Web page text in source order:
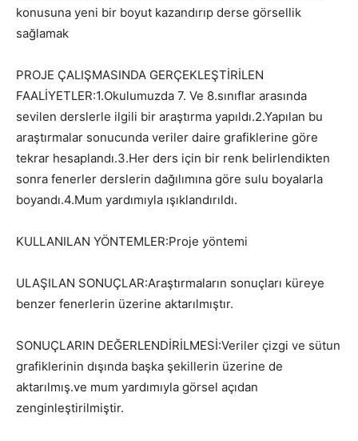
konusuna yeni bir boyut kazandırıp derse görsellik
sağlamak
PROJE ÇALIŞMASINDA GERÇEKLEŞTİRİLEN
FAALİYETLER:1.Okulumuzda 7. Ve 8.sınıflar arasında
sevilen derslerle ilgili bir araştırma yapıldı.2.Yapılan bu
araştırmalar sonucunda veriler daire grafiklerine göre
tekrar hesaplandı.3.Her ders için bir renk belirlendikten
sonra fenerler derslerin dağılımına göre sulu boyalarla
boyandı.4.Mum yardımıyla ışıklandırıldı.
KULLANILAN YÖNTEMLER:Proje yöntemi
ULAŞILAN SONUÇLAR:Araştırmaların sonuçları küreye
benzer fenerlerin üzerine aktarılmıştır.
SONUÇLARIN DEĞERLENDİRİLMESİ:Veriler çizgi ve sütun
grafiklerinin dışında başka şekillerin üzerine de
aktarılmış.ve mum yardımıyla görsel açıdan
zenginleştirilmiştir.